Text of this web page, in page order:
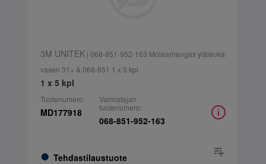
3M UNITEK| 068-851-952-163 Molaarirengas yläleuka
vasen 31+ & 068-851 1 x 5 kpl
1 x 5 kpl
Tuotenumero:
MD177918
Tehdastilaustuote
Valmistajan
tuotenumero:
068-851-952-163